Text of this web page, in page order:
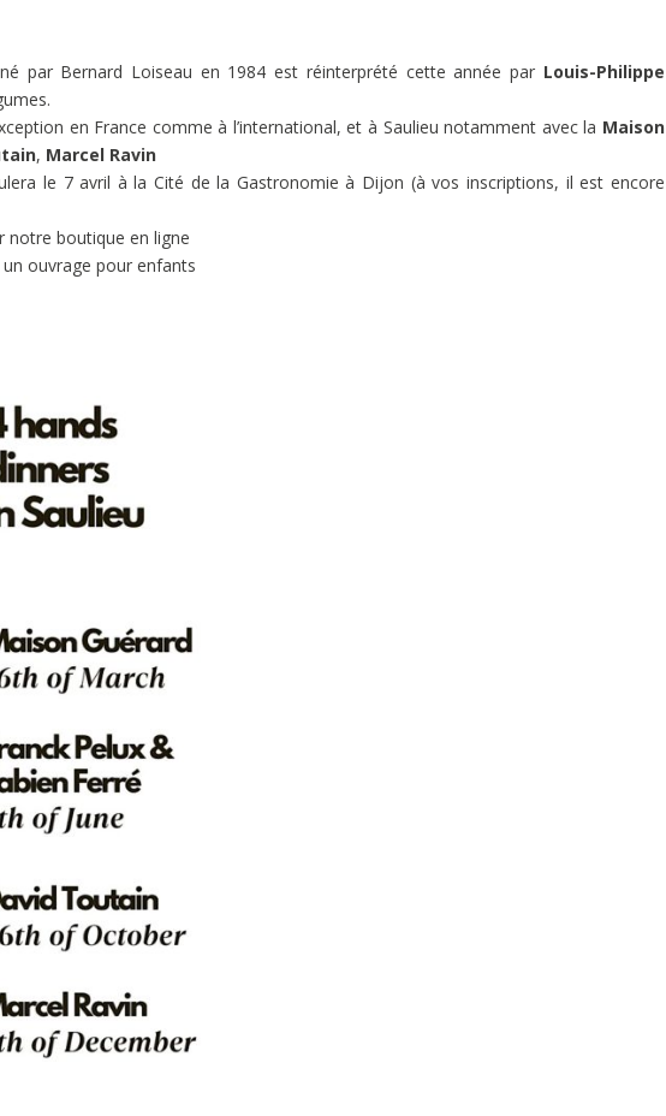
par Bernard Loiseau en 1984 est réinterprété cette année par Louis-Philippe
en France comme à l’international, et à Saulieu notamment avec la Maison
, Marcel Ravin
le 7 avril à la Cité de la Gastronomie à Dijon (à vos inscriptions, il est encore
notre boutique en ligne
ouvrage pour enfants